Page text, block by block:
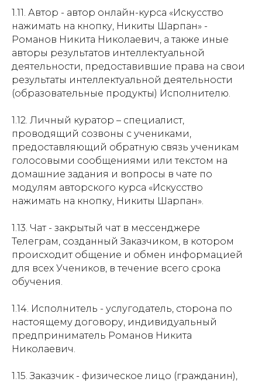
1.11. Автор - автор онлайн-курса «Искусство
нажимать на кнопку, Никиты Шарпан» -
Романов Никита Николаевич, а также иные
авторы результатов интеллектуальной
деятельности, предоставившие права на свои
результаты интеллектуальной деятельности
(образовательные продукты) Исполнителю.
1.12. Личный куратор – специалист,
проводящий созвоны с учениками,
предоставляющий обратную связь ученикам
голосовыми сообщениями или текстом на
домашние задания и вопросы в чате по
модулям авторского курса «Искусство
нажимать на кнопку, Никиты Шарпан».
1.13. Чат - закрытый чат в мессенджере
Телеграм, созданный Заказчиком, в котором
происходит общение и обмен информацией
для всех Учеников, в течение всего срока
обучения.
1.14. Исполнитель - услугодатель, сторона по
настоящему договору, индивидуальный
предприниматель Романов Никита
Николаевич.
1.15. Заказчик - физическое лицо (гражданин),